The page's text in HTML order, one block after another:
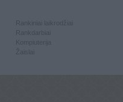
Kompiuterija
Žaislai